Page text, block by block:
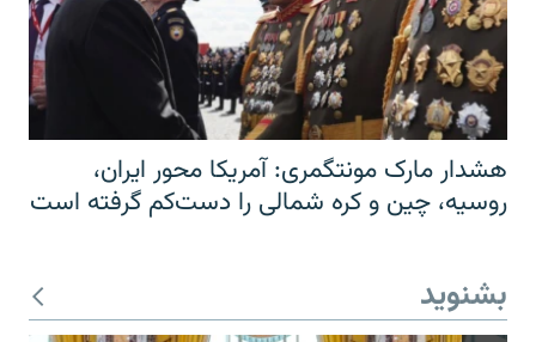
هشدار مارک مونتگمری: آمریکا محور ایران،
روسیه، چین و کره شمالی را دست‌کم گرفته است
بشنوید